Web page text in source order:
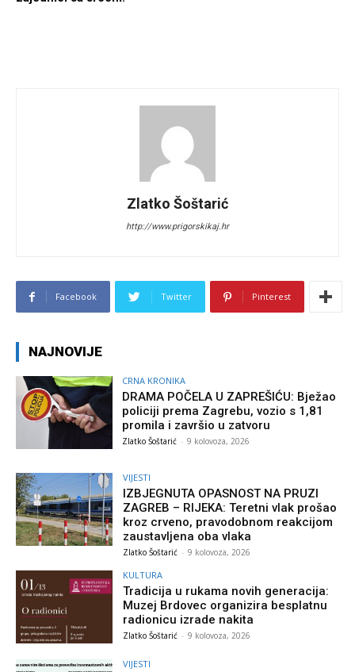
Zlatko Šoštarić
http://www.prigorskikaj.hr
Facebook Twitter Pinterest
NAJNOVIJE
CRNA KRONIKA
DRAMA POČELA U ZAPREŠIĆU: Bježao
policiji prema Zagrebu, vozio s 1,81
promila i završio u zatvoru
Zlatko Šoštarić - 9 kolovoza, 2026
VIJESTI
IZBJEGNUTA OPASNOST NA PRUZI
ZAGREB – RIJEKA: Teretni vlak prošao
kroz crveno, pravodobnom reakcijom
zaustavljena oba vlaka
Zlatko Šoštarić - 9 kolovoza, 2026
KULTURA
Tradicija u rukama novih generacija:
Muzej Brdovec organizira besplatnu
radionicu izrade nakita
Zlatko Šoštarić - 9 kolovoza, 2026
VIJESTI